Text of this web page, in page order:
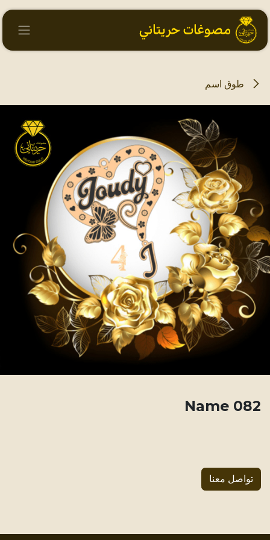
تخطي للذهاب إلى المحتوى
طوق اسم
082 Name
تواصل معنا